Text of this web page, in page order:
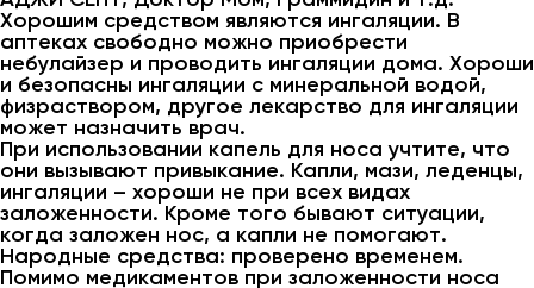
Хорошим средством являются ингаляции. В
аптеках свободно можно приобрести
небулайзер и проводить ингаляции дома. Хороши
и безопасны ингаляции с минеральной водой,
физраствором, другое лекарство для ингаляции
может назначить врач.
При использовании капель для носа учтите, что
они вызывают привыкание. Капли, мази, леденцы,
ингаляции – хороши не при всех видах
заложенности. Кроме того бывают ситуации,
когда заложен нос, а капли не помогают.
Народные средства: проверено временем.
Помимо медикаментов при заложенности носа